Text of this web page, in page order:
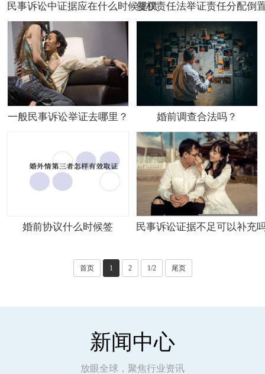
民事诉讼中证据应在什么时候提供侵权责任法举证责任分配倒
一般民事诉讼举证去哪里？ 婚前调查合法吗？
婚前协议什么时候签 民事诉讼证据不足可以补充
首页 1 2 1/2 尾页
新闻中心
放眼全球，聚焦行业资讯